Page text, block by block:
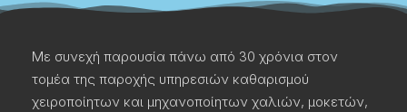
Με συνεχή παρουσία πάνω από 30 χρόνια στον
τομέα της παροχής υπηρεσιών καθαρισμού
χειροποίητων και μηχανοποίητων χαλιών, μοκετών,